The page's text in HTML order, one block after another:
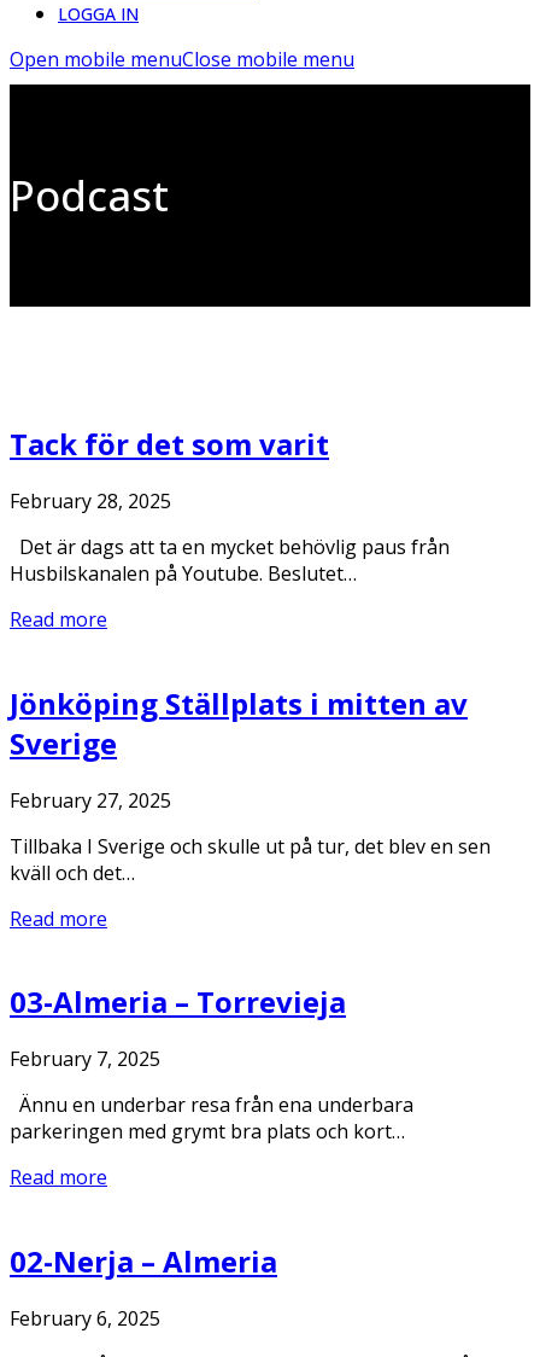
LOGGA IN
Open mobile menuClose mobile menu
Podcast
Tack för det som varit
February 28, 2025
Det är dags att ta en mycket behövlig paus från
Husbilskanalen på Youtube. Beslutet…
Read more
Jönköping Ställplats i mitten av
Sverige
February 27, 2025
Tillbaka I Sverige och skulle ut på tur, det blev en sen
kväll och det…
Read more
03-Almeria – Torrevieja
February 7, 2025
Ännu en underbar resa från ena underbara
parkeringen med grymt bra plats och kort…
Read more
02-Nerja – Almeria
February 6, 2025